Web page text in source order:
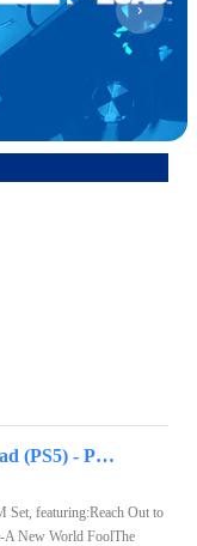
Persona 3 Reload (PS5) - PSN Key - GLOBAL
Set, featuring:Reach Out to
A New World FoolThe